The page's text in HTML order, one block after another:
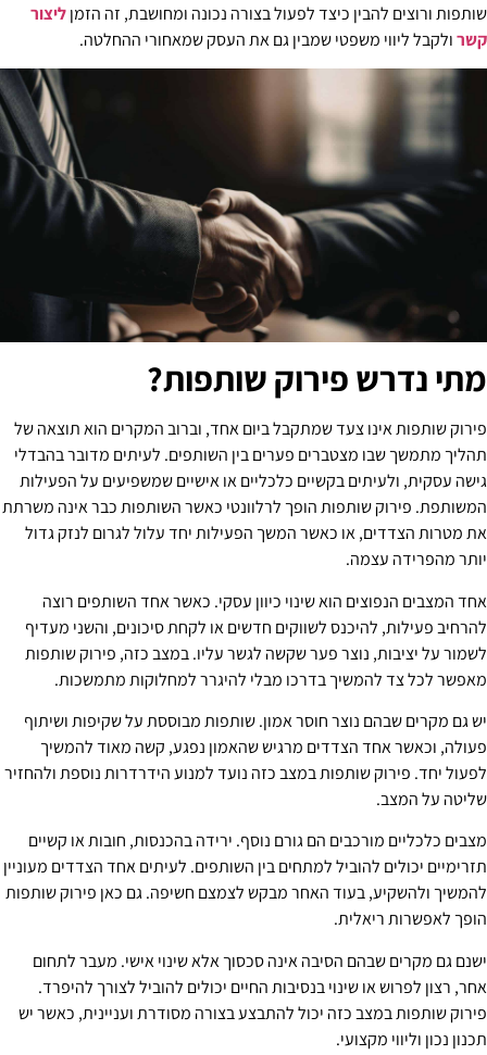
שותפות ורוצים להבין כיצד לפעול בצורה נכונה ומחושבת, זה הזמןליצור
קשרולקבל ליווי משפטי שמבין גם את העסק שמאחורי ההחלטה.
מתי נדרש פירוק שותפות?
פירוק שותפות אינו צעד שמתקבל ביום אחד, וברוב המקרים הוא תוצאה של
תהליך מתמשך שבו מצטברים פערים בין השותפים. לעיתים מדובר בהבדלי
גישה עסקית, ולעיתים בקשיים כלכליים או אישיים שמשפיעים על הפעילות
המשותפת. פירוק שותפות הופך לרלוונטי כאשר השותפות כבר אינה משרתת
את מטרות הצדדים, או כאשר המשך הפעילות יחד עלול לגרום לנזק גדול
יותר מהפרידה עצמה.
אחד המצבים הנפוצים הוא שינוי כיוון עסקי. כאשר אחד השותפים רוצה
להרחיב פעילות, להיכנס לשווקים חדשים או לקחת סיכונים, והשני מעדיף
לשמור על יציבות, נוצר פער שקשה לגשר עליו. במצב כזה, פירוק שותפות
מאפשר לכל צד להמשיך בדרכו מבלי להיגרר למחלוקות מתמשכות.
יש גם מקרים שבהם נוצר חוסר אמון. שותפות מבוססת על שקיפות ושיתוף
פעולה, וכאשר אחד הצדדים מרגיש שהאמון נפגע, קשה מאוד להמשיך
לפעול יחד. פירוק שותפות במצב כזה נועד למנוע הידרדרות נוספת ולהחזיר
שליטה על המצב.
מצבים כלכליים מורכבים הם גורם נוסף. ירידה בהכנסות, חובות או קשיים
תזרימיים יכולים להוביל למתחים בין השותפים. לעיתים אחד הצדדים מעוניין
להמשיך ולהשקיע, בעוד האחר מבקש לצמצם חשיפה. גם כאן פירוק שותפות
הופך לאפשרות ריאלית.
ישנם גם מקרים שבהם הסיבה אינה סכסוך אלא שינוי אישי. מעבר לתחום
אחר, רצון לפרוש או שינוי בנסיבות החיים יכולים להוביל לצורך להיפרד.
פירוק שותפות במצב כזה יכול להתבצע בצורה מסודרת ועניינית, כאשר יש
תכנון נכון וליווי מקצועי.